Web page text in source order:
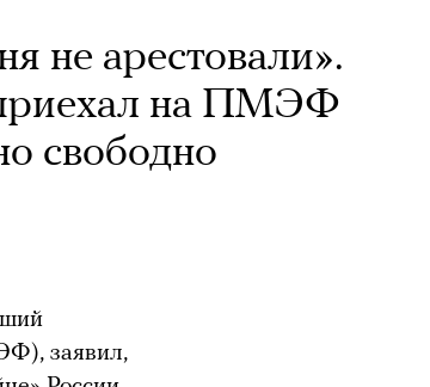
не арестовали».
на ПМЭФ
свободно
заявил,